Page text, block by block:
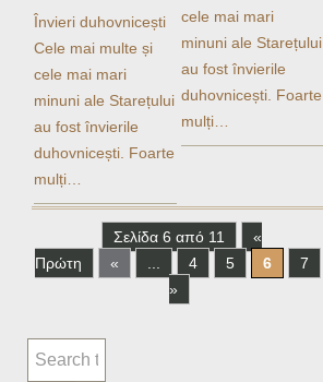
Învieri duhovnicești
Cele mai multe și
cele mai mari
minuni ale Starețului
au fost învierile
duhovnicești. Foarte
mulți…
cele mai mari
minuni ale Starețului
au fost învierile
duhovnicești. Foarte
mulți…
Σελίδα 6 από 11
«
Πρώτη
« 4 5 6 7
»